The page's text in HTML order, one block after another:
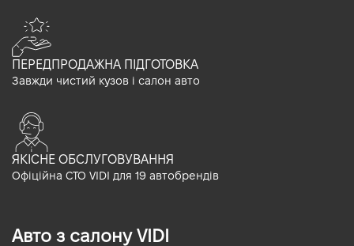
ПЕРЕДПРОДАЖНА ПІДГОТОВКА
Завжди чистий кузов і салон авто
ЯКІСНЕ ОБСЛУГОВУВАННЯ
Офіційна СТО VIDI для 19 автобрендів
Авто з салону VIDI